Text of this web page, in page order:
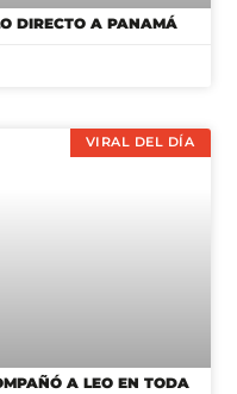
DIRECTO A PANAMÁ
VIRAL DEL DÍA
A LEO EN TODA